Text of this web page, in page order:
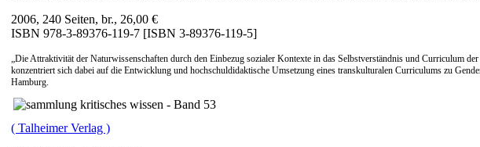
2006, 240 Seiten, br., 26,00 €
ISBN 978-3-89376-119-7 [ISBN 3-89376-119-5]
„Die Attraktivität der Naturwissenschaften durch den Einbezug sozialer Kontexte in das Selbstverständnis und Curriculum
konzentriert sich dabei auf die Entwicklung und hochschuldidaktische Umsetzung eines transkulturalen Curriculums zu
Hamburg.
( Talheimer Verlag )